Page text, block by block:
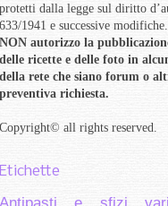
protetti dalla legge sul diritto
633/1941 e successive modifiche.
NON autorizzo la
delle ricette e delle foto in
della rete che siano forum o
preventiva richiesta.
Copyright© all rights reserved
Etichette
Antipasti e sfizi vari